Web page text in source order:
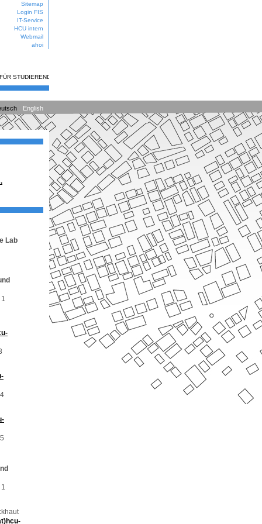
Sitemap
Login FIS
IT-Service
HCU intern
Webmail
ahoi
STUDIERENDE
English
Lab